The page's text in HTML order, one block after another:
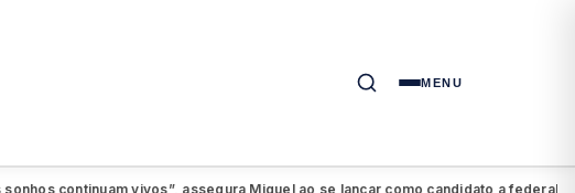
MENU
continuam vivos”, assegura Miguel ao se lançar como candidato a federal●